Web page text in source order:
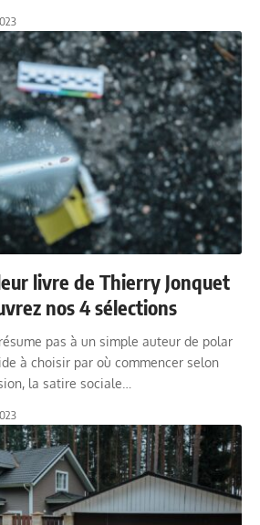
livre de Thierry Jonquet
nos 4 sélections
pas à un simple auteur de polar
à choisir par où commencer selon
la satire sociale…